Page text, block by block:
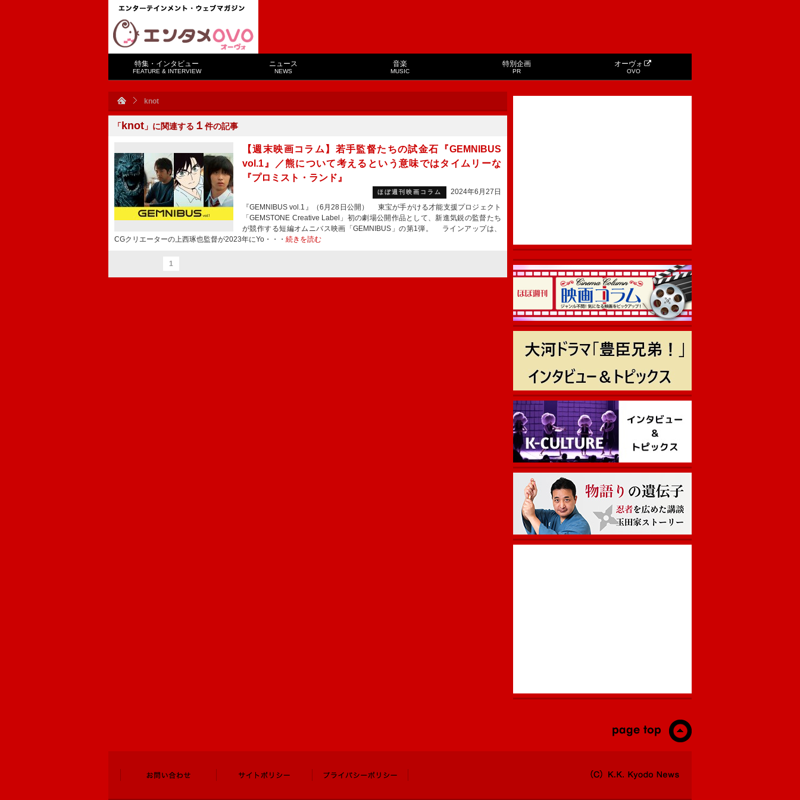
特集・インタビュー
FEATURE & INTERVIEW
ニュース
NEWS
音楽
MUSIC
特別企画
PR
オーヴォ
OVO
knot
「 knot 」に関連する １ 件の記事
【週末映画コラム】若手監督たちの試金石『GEMNIBUS
vol.1』／熊について考えるという意味ではタイムリーな
『プロミスト・ランド』
ほぼ週刊映画コラム
2024年6月27日
『GEMNIBUS vol.1』（6月28日公開） 東宝が手がける才能支援プロジェクト
「GEMSTONE Creative Label」初の劇場公開作品として、新進気鋭の監督たち
が競作する短編オムニバス映画「GEMNIBUS」の第1弾。 ラインアップは、
CGクリエーターの上西琢也監督が2023年にYo・・・ 続きを読む
1